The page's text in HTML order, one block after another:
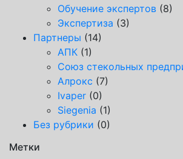
Обучение экспертов (8)
Экспертиза (3)
Партнеры (14)
АПК (1)
Союз стекольных
Алрокс (7)
Ivaper (0)
Siegenia (1)
Без рубрики (0)
Метки